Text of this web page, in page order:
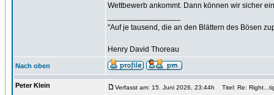
Wettbewerb ankommt. Dann können wir sicher
"Auf je tausend, die an den Blättern des Bösen
Henry David Thoreau
Nach oben
Peter Klein Verfasst am: 15. Juni 2026, 23:44h Titel: Re: